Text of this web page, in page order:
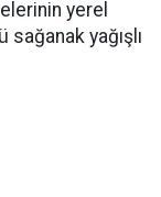
yerel
yağışlı